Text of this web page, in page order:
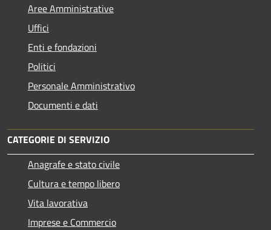
Aree Amministrative
Uffici
Enti e fondazioni
Politici
Personale Amministrativo
Documenti e dati
CATEGORIE DI SERVIZIO
Anagrafe e stato civile
Cultura e tempo libero
Vita lavorativa
Imprese e Commercio